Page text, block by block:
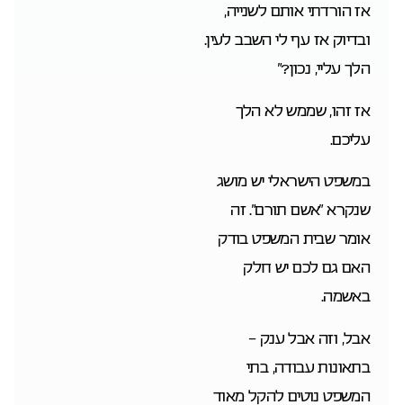
אז הורדתי אותם לשנייה,
ובדיוק אז עף לי השבב לעין.
הלך עליי, נכון?”
אז זהו, שממש לא הלך
עליכם.
במשפט הישראלי יש מושג
שנקרא “אשם תורם”. זה
אומר שבית המשפט בודק
האם גם לכם יש חלק
באשמה.
אבל, וזה אבל ענק –
בתאונות עבודה, בתי
המשפט נוטים להקל מאוד